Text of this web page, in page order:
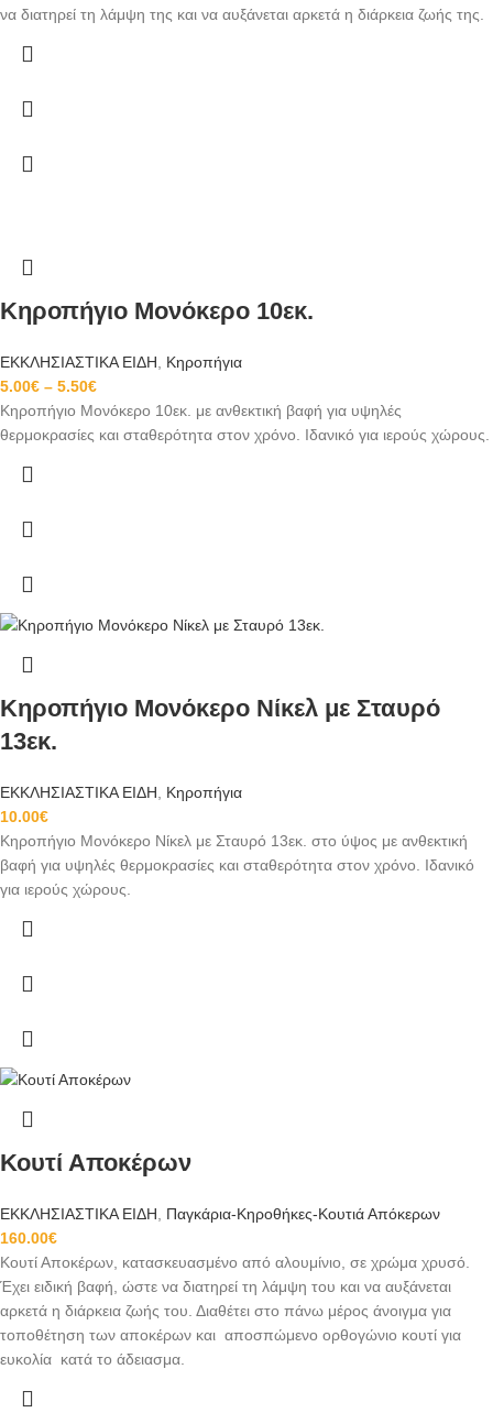
να διατηρεί τη λάμψη της και να αυξάνεται αρκετά η διάρκεια ζωής της.
Κηροπήγιο Μονόκερο 10εκ.
ΕΚΚΛΗΣΙΑΣΤΙΚΑ ΕΙΔΗ
Κηροπήγια
5.00€ – 5.50€
Κηροπήγιο Μονόκερο 10εκ. με ανθεκτική βαφή για υψηλές
θερμοκρασίες και σταθερότητα στον χρόνο. Ιδανικό για ιερούς χώρους.
Κηροπήγιο Μονόκερο Νίκελ με Σταυρό
13εκ.
ΕΚΚΛΗΣΙΑΣΤΙΚΑ ΕΙΔΗ
Κηροπήγια
10.00€
Κηροπήγιο Μονόκερο Νίκελ με Σταυρό 13εκ. στο ύψος με ανθεκτική
βαφή για υψηλές θερμοκρασίες και σταθερότητα στον χρόνο. Ιδανικό
για ιερούς χώρους.
Κουτί Αποκέρων
ΕΚΚΛΗΣΙΑΣΤΙΚΑ ΕΙΔΗ
Παγκάρια-Κηροθήκες-Κουτιά Απόκερων
160.00€
Κουτί Αποκέρων, κατασκευασμένο από αλουμίνιο, σε χρώμα χρυσό.
Έχει ειδική βαφή, ώστε να διατηρεί τη λάμψη του και να αυξάνεται
αρκετά η διάρκεια ζωής του. Διαθέτει στο πάνω μέρος άνοιγμα για
τοποθέτηση των αποκέρων και αποσπώμενο ορθογώνιο κουτί για
ευκολία κατά το άδειασμα.